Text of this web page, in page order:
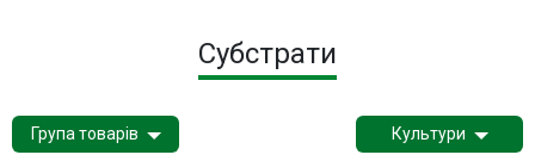
Культури
Субстрати
Група товарів Культури